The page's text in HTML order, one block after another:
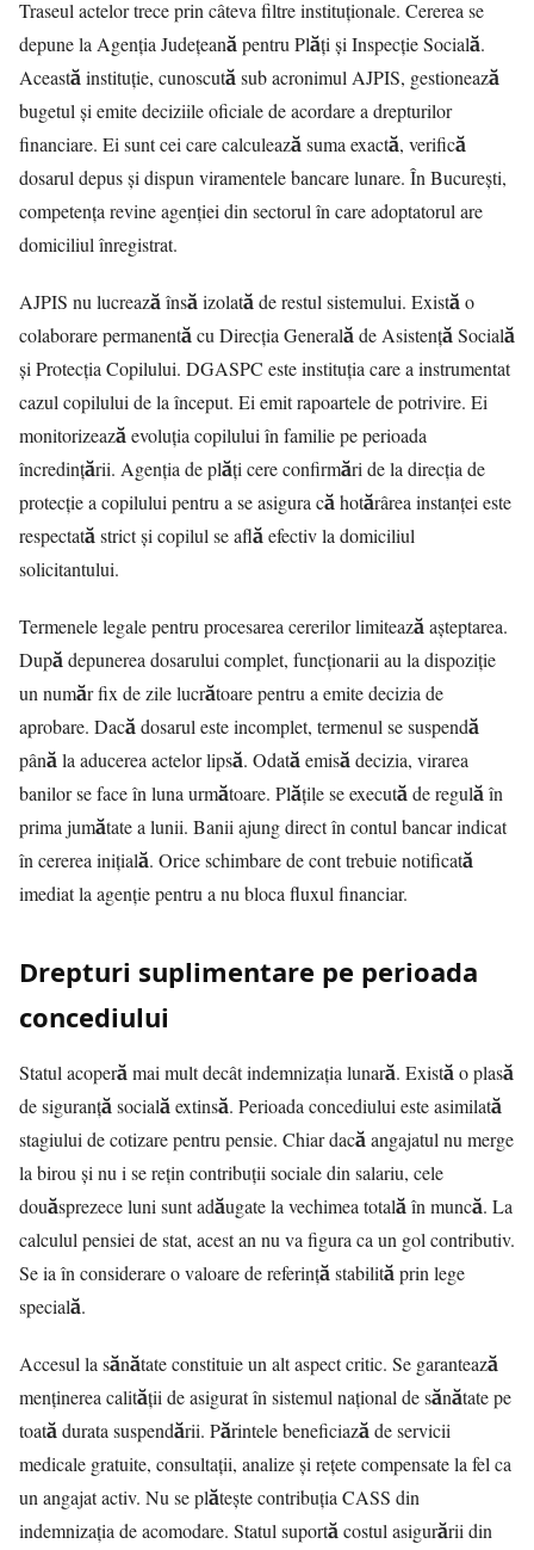
Traseul actelor trece prin câteva filtre instituționale. Cererea se
depune la Agenția Județeană pentru Plăți și Inspecție Socială.
Această instituție, cunoscută sub acronimul AJPIS, gestionează
bugetul și emite deciziile oficiale de acordare a drepturilor
financiare. Ei sunt cei care calculează suma exactă, verifică
dosarul depus și dispun viramentele bancare lunare. În București,
competența revine agenției din sectorul în care adoptatorul are
domiciliul înregistrat.
AJPIS nu lucrează însă izolată de restul sistemului. Există o
colaborare permanentă cu Direcția Generală de Asistență Socială
și Protecția Copilului. DGASPC este instituția care a instrumentat
cazul copilului de la început. Ei emit rapoartele de potrivire. Ei
monitorizează evoluția copilului în familie pe perioada
încredințării. Agenția de plăți cere confirmări de la direcția de
protecție a copilului pentru a se asigura că hotărârea instanței este
respectată strict și copilul se află efectiv la domiciliul
solicitantului.
Termenele legale pentru procesarea cererilor limitează așteptarea.
După depunerea dosarului complet, funcționarii au la dispoziție
un număr fix de zile lucrătoare pentru a emite decizia de
aprobare. Dacă dosarul este incomplet, termenul se suspendă
până la aducerea actelor lipsă. Odată emisă decizia, virarea
banilor se face în luna următoare. Plățile se execută de regulă în
prima jumătate a lunii. Banii ajung direct în contul bancar indicat
în cererea inițială. Orice schimbare de cont trebuie notificată
imediat la agenție pentru a nu bloca fluxul financiar.
Drepturi suplimentare pe perioada
concediului
Statul acoperă mai mult decât indemnizația lunară. Există o plasă
de siguranță socială extinsă. Perioada concediului este asimilată
stagiului de cotizare pentru pensie. Chiar dacă angajatul nu merge
la birou și nu i se rețin contribuții sociale din salariu, cele
douăsprezece luni sunt adăugate la vechimea totală în muncă. La
calculul pensiei de stat, acest an nu va figura ca un gol contributiv.
Se ia în considerare o valoare de referință stabilită prin lege
specială.
Accesul la sănătate constituie un alt aspect critic. Se garantează
menținerea calității de asigurat în sistemul național de sănătate pe
toată durata suspendării. Părintele beneficiază de servicii
medicale gratuite, consultații, analize și rețete compensate la fel ca
un angajat activ. Nu se plătește contribuția CASS din
indemnizația de acomodare. Statul suportă costul asigurării din